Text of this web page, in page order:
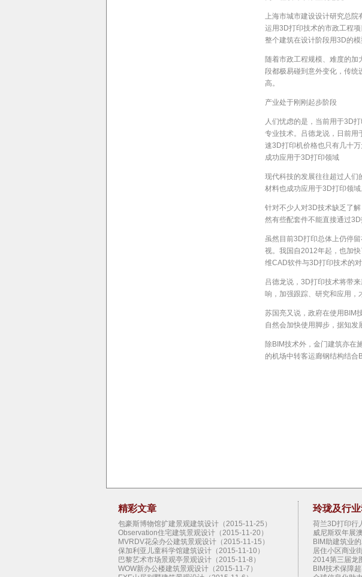
上海市城市建设设计研究总
运用3D打印技术的市政工程
整个建筑在设计阶段用3D的
随着市政工程规模、难度的
段都极易碰到意外变化，传统
高。
产业处于刚刚起步阶段
人们忧虑的是，当前用于3D
专业技术。吕德龙说，日前
速3D打印机价格也只有几十
成功应用于3D打印领域
现代科技的发展往往超过人们
材料也成功应用于3D打印领
针对不少人对3D技术缺乏了
然有些配套件不能直接通过
虽然目前3D打印总体上仍停
视。我国自2012年起，也加
维CAD软件与3D打印技术的
吕德龙说，3D打印技术将带
响，加强跟踪、研究和应用，
苏国亮又说，政府在使用BIM
自然会加快使用脚步，据知发
除BIM技术外，金门建筑亦在
的机场中转客运廊钢结构结合
精彩文章
包豪斯博物馆扩建景观建筑设计（2015-11-25）
Observation住宅建筑景观设计（2015-11-20）
MVRDV花朵办公建筑景观设计（2015-11-15）
保加利亚儿童科学馆建筑设计（2015-11-10）
巴黎艺术市场景观亭景观设计（2015-11-8）
WOW新办公楼建筑景观设计（2015-11-7）
玲珑及行
荷兰3D打印行
威尼斯双年展
BIM助建筑业
居住小区商业
2014第三届龙
BIM技术保障